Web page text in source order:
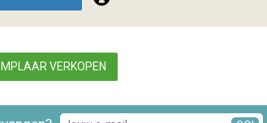
VERKOPEN